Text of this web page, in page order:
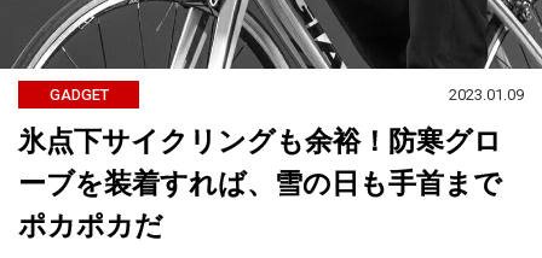
GADGET 2023.01.09
氷点下サイクリングも余裕！防寒グロ
ーブを装着すれば、雪の日も手首まで
ポカポカだ